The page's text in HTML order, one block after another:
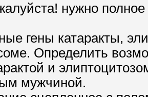
нужно
гены катаракты,
Определить
и
мужчиной.